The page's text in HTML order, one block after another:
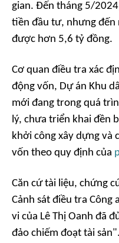
gian. Đến tháng 5/
tiền đầu tư, nhưng đến
được hơn 5,6 tỷ đồng.
Cơ quan điều tra xác
động vốn, Dự án Khu
mới đang trong quá
lý, chưa triển khai đền
khởi công xây dựng và
vốn theo quy định của
Căn cứ tài liệu, chứng
Cảnh sát điều tra Công
vi của Lê Thị Oanh đã
đảo chiếm đoạt tài sản".